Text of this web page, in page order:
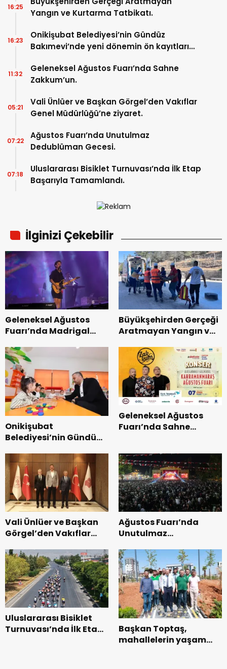
Yangın ve Kurtarma Tatbikatı.
16:25
Onikişubat Belediyesi’nin Gündüz
Bakımevi’nde yeni dönemin ön kayıtları
16:23
Geleneksel Ağustos Fuarı’nda Sahne
Zakkum’un.
11:32
Vali Ünlüer ve Başkan Görgel’den Vakıflar
Genel Müdürlüğü’ne ziyaret.
05:21
Ağustos Fuarı’nda Unutulmaz
Dedublüman Gecesi.
07:22
Uluslararası Bisiklet Turnuvası’nda İlk Etap
Başarıyla Tamamlandı.
07:18
İlginizi Çekebilir
Geleneksel Ağustos
Fuarı’nda Madrigal
Büyükşehirden Gerçeği
Aratmayan Yangın ve
Onikişubat
Belediyesi’nin Gündüz
dönemin ön kayıtları
başladı.
Geleneksel Ağustos
Fuarı’nda Sahne
Vali Ünlüer ve Başkan
Görgel’den Vakıflar
ziyaret.
Ağustos Fuarı’nda
Unutulmaz
Uluslararası Bisiklet
Turnuvası’nda İlk Etap
Başkan Toptaş,
mahallelerin yaşam